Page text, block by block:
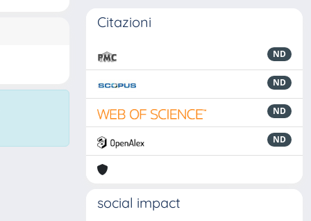
Citazioni
ND
ND
ND
ND
social impact